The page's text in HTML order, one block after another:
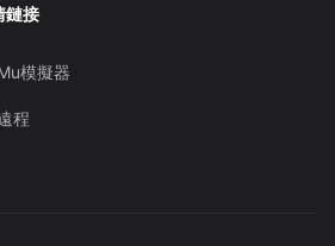
鏈接
模擬器
程